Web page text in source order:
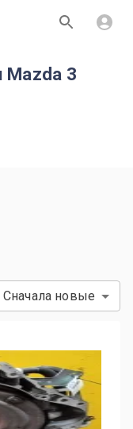
Mazda 3
Сначала новые